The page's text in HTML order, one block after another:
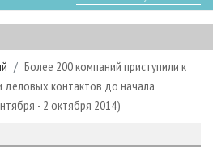
Более 200 компаний приступили к
деловых контактов до начала
- 2 октября 2014)